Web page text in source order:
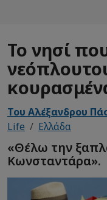
Το νησί
Του Αλέξανδρου
Life
Ελλάδα
«Θέλω την
Κωνσταντάρα».